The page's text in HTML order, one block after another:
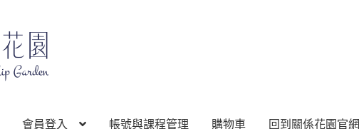
會員登入 帳號與課程管理 購物車 回到關係花園官網